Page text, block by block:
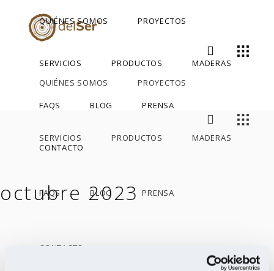
QUIÉNES SOMOS PROYECTOS
SERVICIOS PRODUCTOS MADERAS
FAQS BLOG PRENSA
CONTACTO
QUIÉNES SOMOS PROYECTOS
SERVICIOS PRODUCTOS MADERAS
FAQS BLOG PRENSA
CONTACTO
octubre 2023